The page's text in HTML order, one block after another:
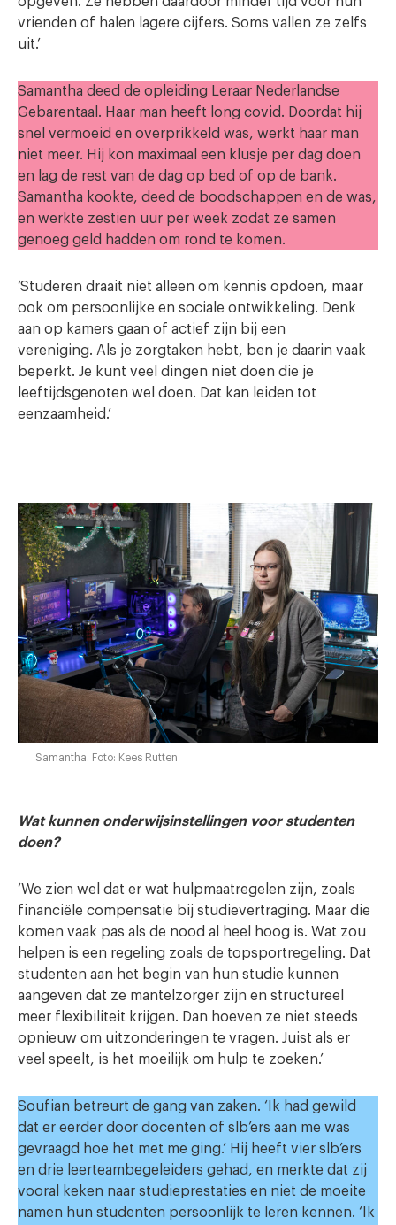
vrienden of halen lagere cijfers. Soms vallen ze zelfs
uit.’
Samantha deed de opleiding Leraar Nederlandse
Gebarentaal. Haar man heeft long covid. Doordat hij
snel vermoeid en overprikkeld was, werkt haar man
niet meer. Hij kon maximaal een klusje per dag doen
en lag de rest van de dag op bed of op de bank.
Samantha kookte, deed de boodschappen en de was,
en werkte zestien uur per week zodat ze samen
genoeg geld hadden om rond te komen.
‘Studeren draait niet alleen om kennis opdoen, maar
ook om persoonlijke en sociale ontwikkeling. Denk
aan op kamers gaan of actief zijn bij een
vereniging. Als je zorgtaken hebt, ben je daarin vaak
beperkt. Je kunt veel dingen niet doen die je
leeftijdsgenoten wel doen. Dat kan leiden tot
eenzaamheid.’
Samantha. Foto: Kees Rutten
Wat kunnen onderwijsinstellingen voor studenten
doen?
‘We zien wel dat er wat hulpmaatregelen zijn, zoals
financiële compensatie bij studievertraging. Maar die
komen vaak pas als de nood al heel hoog is. Wat zou
helpen is een regeling zoals de topsportregeling. Dat
studenten aan het begin van hun studie kunnen
aangeven dat ze mantelzorger zijn en structureel
meer flexibiliteit krijgen. Dan hoeven ze niet steeds
opnieuw om uitzonderingen te vragen. Juist als er
veel speelt, is het moeilijk om hulp te zoeken.’
Soufian betreurt de gang van zaken. ‘Ik had gewild
dat er eerder door docenten of slb’ers aan me was
gevraagd hoe het met me ging.’ Hij heeft vier slb’ers
en drie leerteambegeleiders gehad, en merkte dat zij
vooral keken naar studieprestaties en niet de moeite
namen hun studenten persoonlijk te leren kennen. ‘Ik